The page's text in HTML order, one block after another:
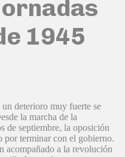
1945
deterioro muy fuerte se
la marcha de la
de septiembre, la oposición
por terminar con el gobierno.
acompañado a la revolución